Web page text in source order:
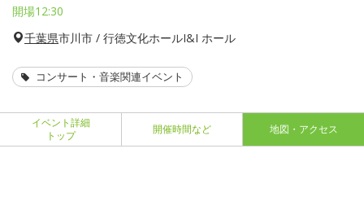
開場12:30
千葉県市川市 / 行徳文化ホールI&I ホール
コンサート・音楽関連イベント
イベント詳細
トップ
開催時間など 地図・アクセス